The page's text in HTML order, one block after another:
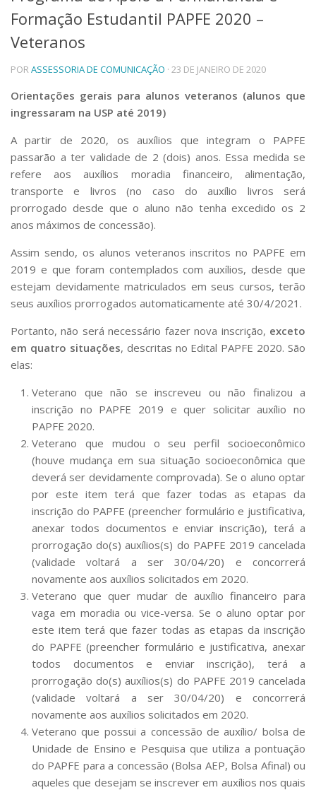
Telefones e Mapas
Pessoas
Ensino
Graduação
Educação a distância
Cursos de Extensão
Pesquisa e Inovação
Linhas de Pesquisa
Centros, Núcleos e Projetos em Rede
Pós-doutorado
Iniciação Científica
Transferência de Tecnologia
Empresas Juniores
Extensão à Comunidade
Projetos, Programas e Cursos
Artes, Cultura e Esportes
Museus e Espaços Interativos
Bibliotecas
RH, Administrativo e Financeiro
Outros serviços
Comunicação
Assessorias e Mídias
Aplicativos e Sites
Jornal da USP
Agenda de Eventos
Defesa de Teses
Formação Estudantil PAPFE 2020 –
Veteranos
PORASSESSORIA DE COMUNICAÇÃO · 23 DE JANEIRO DE 2020
Orientações gerais para alunos veteranos (alunos que
ingressaram na USP até 2019)
A partir de 2020, os auxílios que integram o PAPFE
passarão a ter validade de 2 (dois) anos. Essa medida se
refere aos auxílios moradia financeiro, alimentação,
transporte e livros (no caso do auxílio livros será
prorrogado desde que o aluno não tenha excedido os 2
anos máximos de concessão).
Assim sendo, os alunos veteranos inscritos no PAPFE em
2019 e que foram contemplados com auxílios, desde que
estejam devidamente matriculados em seus cursos, terão
seus auxílios prorrogados automaticamente até 30/4/2021.
Portanto, não será necessário fazer nova inscrição, exceto
em quatro situações, descritas no Edital PAPFE 2020. São
elas:
Veterano que não se inscreveu ou não finalizou a
inscrição no PAPFE 2019 e quer solicitar auxílio no
PAPFE 2020.
Veterano que mudou o seu perfil socioeconômico
(houve mudança em sua situação socioeconômica que
deverá ser devidamente comprovada). Se o aluno optar
por este item terá que fazer todas as etapas da
inscrição do PAPFE (preencher formulário e justificativa,
anexar todos documentos e enviar inscrição), terá a
prorrogação do(s) auxílios(s) do PAPFE 2019 cancelada
(validade voltará a ser 30/04/20) e concorrerá
novamente aos auxílios solicitados em 2020.
Veterano que quer mudar de auxílio financeiro para
vaga em moradia ou vice-versa. Se o aluno optar por
este item terá que fazer todas as etapas da inscrição
do PAPFE (preencher formulário e justificativa, anexar
todos documentos e enviar inscrição), terá a
prorrogação do(s) auxílios(s) do PAPFE 2019 cancelada
(validade voltará a ser 30/04/20) e concorrerá
novamente aos auxílios solicitados em 2020.
Veterano que possui a concessão de auxílio/ bolsa de
Unidade de Ensino e Pesquisa que utiliza a pontuação
do PAPFE para a concessão (Bolsa AEP, Bolsa Afinal) ou
aqueles que desejam se inscrever em auxílios nos quais